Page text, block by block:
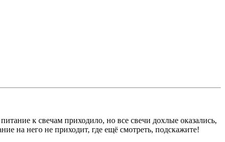
к свечам приходило, но все свечи дохлые оказались,
на него не приходит, где ещё смотреть, подскажите!